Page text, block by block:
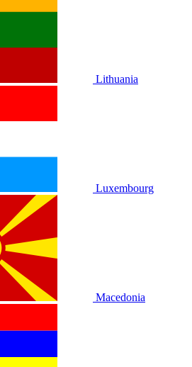
Lithuania
Luxembourg
Macedonia